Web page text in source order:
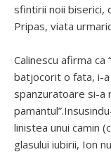
sfintirii noii biserici,
Pripas, viata
Calinescu afirma ca
batjocorit o fata, i-
spanzuratoare si-a
linistea unui camin
glasului iubirii, Ion